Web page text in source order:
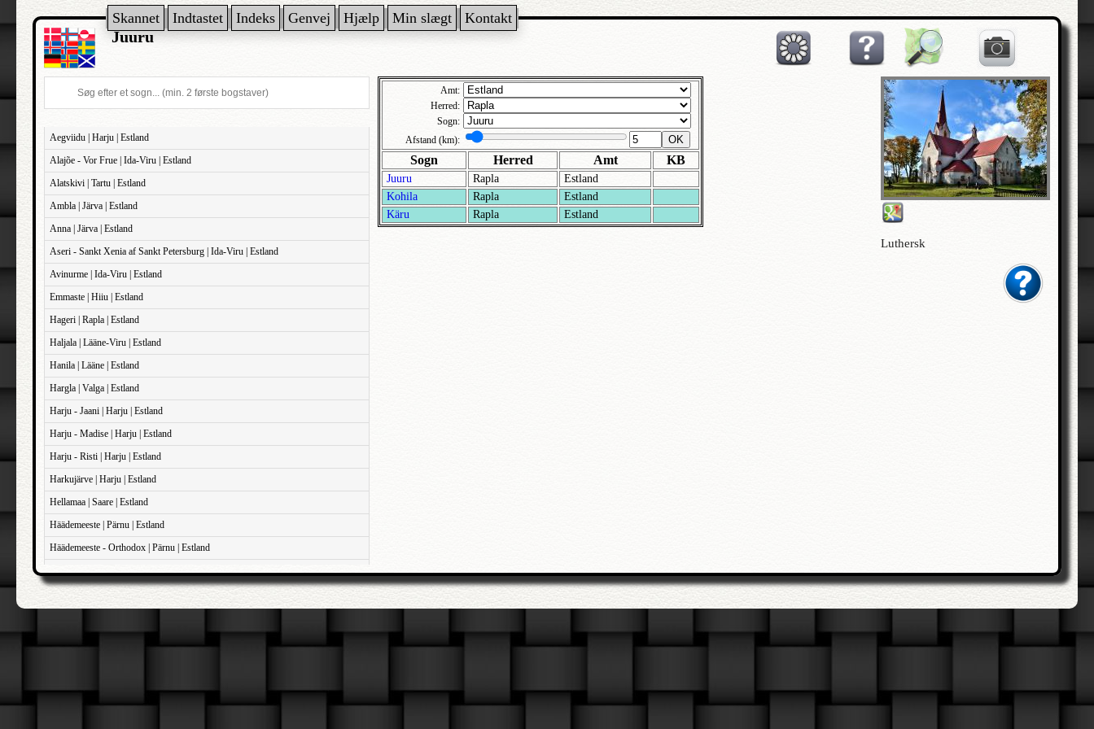
Skannet Indtastet Indeks Genvej Hjælp Min slægt Kontakt
Juuru
Aegviidu | Harju | Estland
Alajõe - Vor Frue | Ida-Viru | Estland
Alatskivi | Tartu | Estland
Ambla | Järva | Estland
Anna | Järva | Estland
Aseri - Sankt Xenia af Sankt Petersburg | Ida-Viru | Estland
Avinurme | Ida-Viru | Estland
Emmaste | Hiiu | Estland
Hageri | Rapla | Estland
Haljala | Lääne-Viru | Estland
Hanila | Lääne | Estland
Hargla | Valga | Estland
Harju - Jaani | Harju | Estland
Harju - Madise | Harju | Estland
Harju - Risti | Harju | Estland
Harkujärve | Harju | Estland
Hellamaa | Saare | Estland
Häädemeeste | Pärnu | Estland
Häädemeeste - Orthodox | Pärnu | Estland
Haapsalu - Domkirken | Lääne | Estland
Haapsalu - Sankt John | Lääne | Estland
Jõhvi | Ida-Viru | Estland
Luthersk
Amt:
Herred:
Sogn:
Afstand (km):
OK
Sogn Herred Amt KB
Juuru Rapla
Estland
Kohila
Rapla
Estland
Käru
Rapla Estland